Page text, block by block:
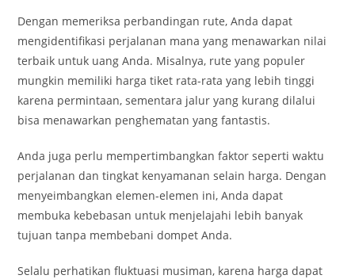
Dengan memeriksa perbandingan rute, Anda dapat
mengidentifikasi perjalanan mana yang menawarkan nilai
terbaik untuk uang Anda. Misalnya, rute yang populer
mungkin memiliki harga tiket rata-rata yang lebih tinggi
karena permintaan, sementara jalur yang kurang dilalui
bisa menawarkan penghematan yang fantastis.
Anda juga perlu mempertimbangkan faktor seperti waktu
perjalanan dan tingkat kenyamanan selain harga. Dengan
menyeimbangkan elemen-elemen ini, Anda dapat
membuka kebebasan untuk menjelajahi lebih banyak
tujuan tanpa membebani dompet Anda.
Selalu perhatikan fluktuasi musiman, karena harga dapat